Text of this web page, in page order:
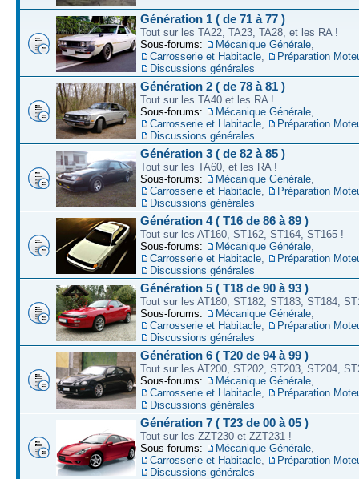
Génération 1 ( de 71 à 77 )
Tout sur les TA22, TA23, TA28, et les RA !
Sous-forums:
Mécanique Générale
Carrosserie et Habitacle
Préparation
Discussions générales
Génération 2 ( de 78 à 81 )
Tout sur les TA40 et les RA !
Sous-forums:
Mécanique Générale
Carrosserie et Habitacle
Préparation
Discussions générales
Génération 3 ( de 82 à 85 )
Tout sur les TA60, et les RA !
Sous-forums:
Mécanique Générale
Carrosserie et Habitacle
Préparation
Discussions générales
Génération 4 ( T16 de 86 à 89 )
Tout sur les AT160, ST162, ST164, ST165 !
Sous-forums:
Mécanique Générale
Carrosserie et Habitacle
Préparation
Discussions générales
Génération 5 ( T18 de 90 à 93 )
Tout sur les AT180, ST182, ST183, ST184,
Sous-forums:
Mécanique Générale
Carrosserie et Habitacle
Préparation
Discussions générales
Génération 6 ( T20 de 94 à 99 )
Tout sur les AT200, ST202, ST203, ST204,
Sous-forums:
Mécanique Générale
Carrosserie et Habitacle
Préparation
Discussions générales
Génération 7 ( T23 de 00 à 05 )
Tout sur les ZZT230 et ZZT231 !
Sous-forums:
Mécanique Générale
Carrosserie et Habitacle
Préparation
Discussions générales